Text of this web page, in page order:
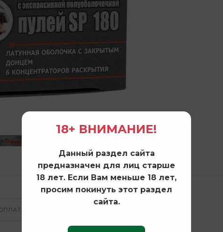
И ДОСТАВКА
18+ ВНИМАНИЕ!
Данный раздел сайта
предназначен для лиц старше
18 лет. Если Вам меньше 18 лет,
просим покинуть этот раздел
сайта.